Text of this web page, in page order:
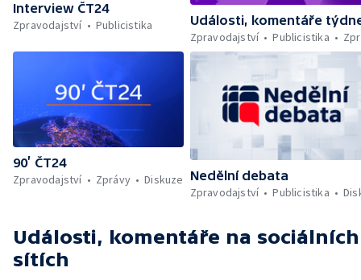
Interview ČT24
Zpravodajství
Publicistika
Události, komentáře
Zpravodajství
Publicistika
90’ ČT24
Zpravodajství
Zprávy Diskuze
Nedělní debata
Zpravodajství
Publicistika
Události, komentáře na sociálních
sítích